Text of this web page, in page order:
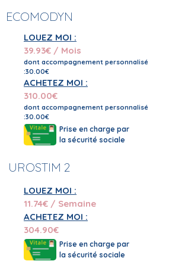
ECOMODYN
LOUEZ MOI :
39.93€ / Mois
dont accompagnement personnalisé
:30.00€
ACHETEZ MOI :
310.00€
dont accompagnement personnalisé
:30.00€
Prise en charge par
la sécurité sociale
UROSTIM 2
LOUEZ MOI :
11.74€ / Semaine
ACHETEZ MOI :
304.90€
Prise en charge par
la sécurité sociale